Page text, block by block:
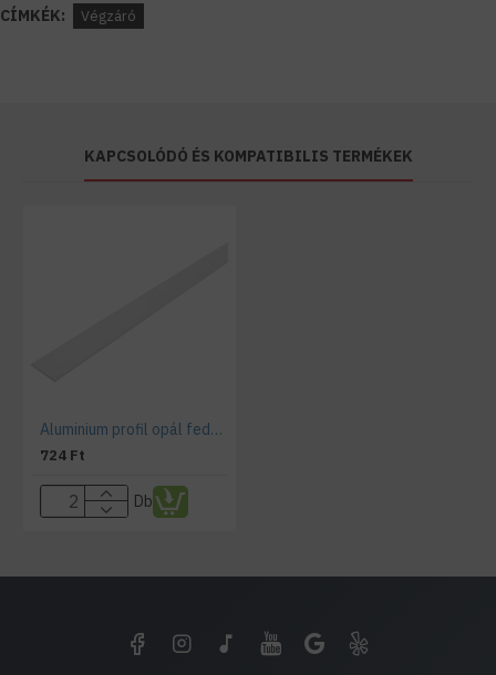
CÍMKÉK: Végzáró
KAPCSOLÓDÓ ÉS KOMPATIBILIS TERMÉKEK
Aluminium profil opál fedő , WALL
724 Ft
Db